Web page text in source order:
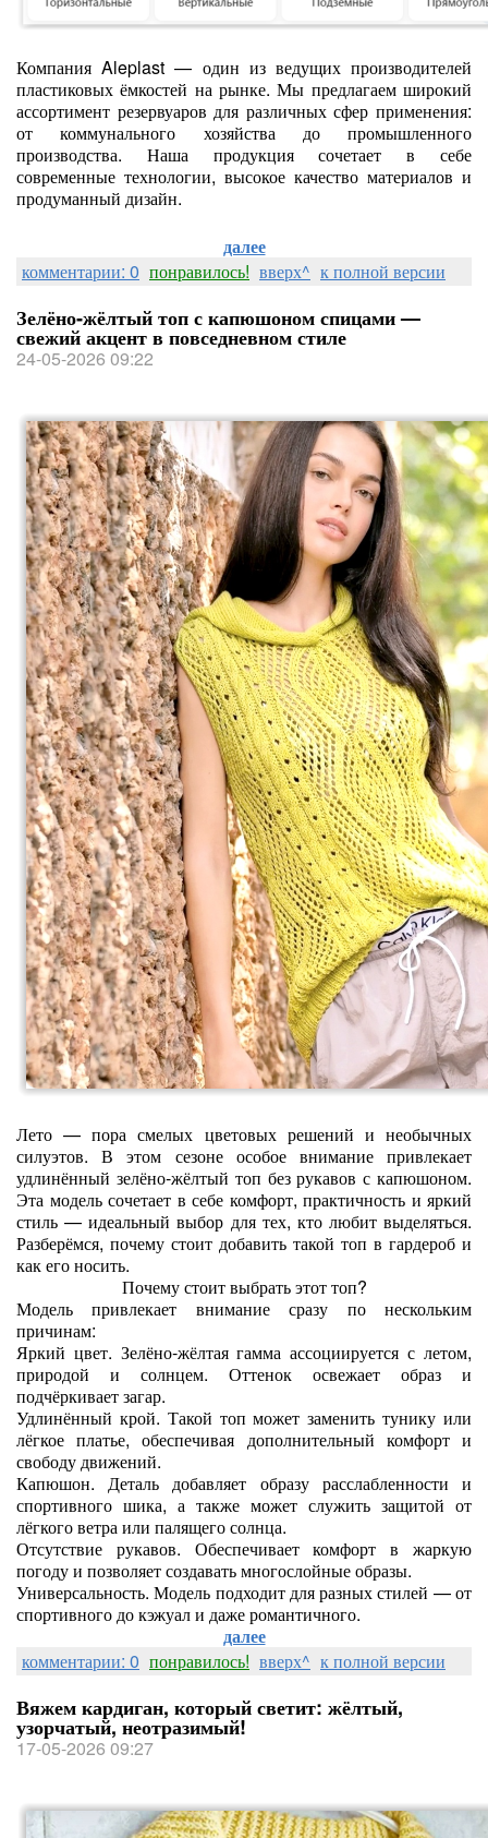
Компания Aleplast — один из ведущих производителей
пластиковых ёмкостей на рынке. Мы предлагаем широкий
ассортимент резервуаров для различных сфер применения:
от коммунального хозяйства до промышленного
производства. Наша продукция сочетает в себе
современные технологии, высокое качество материалов и
продуманный дизайн.
далее
комментарии: 0 понравилось! вверх^ к полной версии
Зелёно‑жёлтый топ с капюшоном спицами —
свежий акцент в повседневном стиле
24-05-2026 09:22
Лето — пора смелых цветовых решений и необычных
силуэтов. В этом сезоне особое внимание привлекает
удлинённый зелёно‑жёлтый топ без рукавов с капюшоном.
Эта модель сочетает в себе комфорт, практичность и яркий
стиль — идеальный выбор для тех, кто любит выделяться.
Разберёмся, почему стоит добавить такой топ в гардероб и
как его носить.
Почему стоит выбрать этот топ?
Модель привлекает внимание сразу по нескольким
причинам:
Яркий цвет. Зелёно‑жёлтая гамма ассоциируется с летом,
природой и солнцем. Оттенок освежает образ и
подчёркивает загар.
Удлинённый крой. Такой топ может заменить тунику или
лёгкое платье, обеспечивая дополнительный комфорт и
свободу движений.
Капюшон. Деталь добавляет образу расслабленности и
спортивного шика, а также может служить защитой от
лёгкого ветра или палящего солнца.
Отсутствие рукавов. Обеспечивает комфорт в жаркую
погоду и позволяет создавать многослойные образы.
Универсальность. Модель подходит для разных стилей — от
спортивного до кэжуал и даже романтичного.
далее
комментарии: 0 понравилось! вверх^ к полной версии
Вяжем кардиган, который светит: жёлтый,
узорчатый, неотразимый!
17-05-2026 09:27